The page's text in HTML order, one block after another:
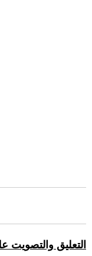
التعليق